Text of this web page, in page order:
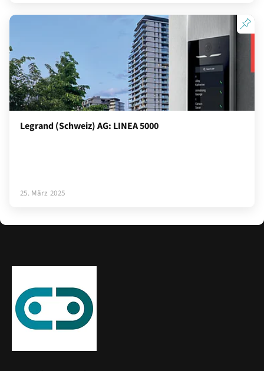
Legrand (Schweiz) AG: LINEA 5000
25. März 2025